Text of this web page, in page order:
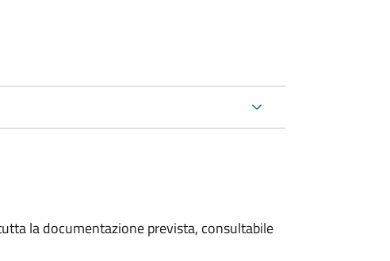
la documentazione prevista, consultabile